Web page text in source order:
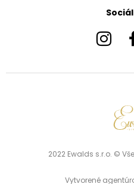
2022 Ewalds s.r.o. ©
Vytvorené